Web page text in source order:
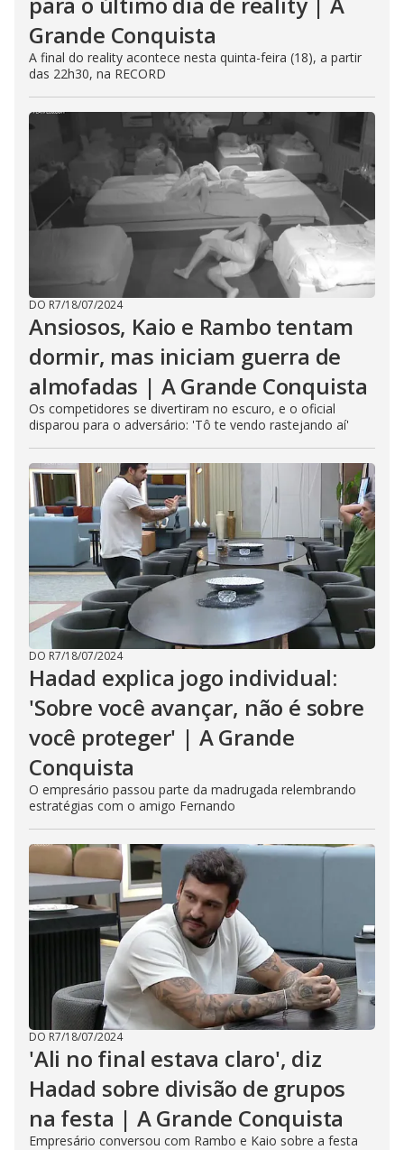
Grande Conquista
A final do reality acontece nesta quinta-feira (18), a partir
das 22h30, na RECORD
DO R7/18/07/2024
Ansiosos, Kaio e Rambo tentam
dormir, mas iniciam guerra de
almofadas | A Grande Conquista
Os competidores se divertiram no escuro, e o oficial
disparou para o adversário: 'Tô te vendo rastejando aí'
DO R7/18/07/2024
Hadad explica jogo individual:
'Sobre você avançar, não é sobre
você proteger' | A Grande
Conquista
O empresário passou parte da madrugada relembrando
estratégias com o amigo Fernando
DO R7/18/07/2024
'Ali no final estava claro', diz
Hadad sobre divisão de grupos
na festa | A Grande Conquista
Empresário conversou com Rambo e Kaio sobre a festa